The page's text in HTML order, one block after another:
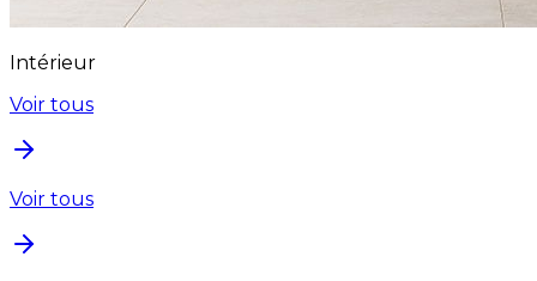
Intérieur
Voir tous
Voir tous